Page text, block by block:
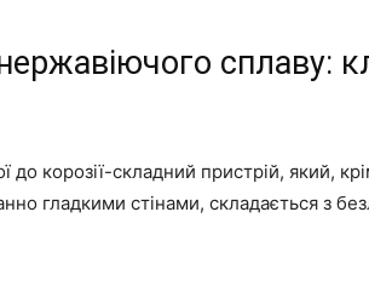
сплаву:
до корозії-складний пристрій, який,
гладкими стінами, складається з